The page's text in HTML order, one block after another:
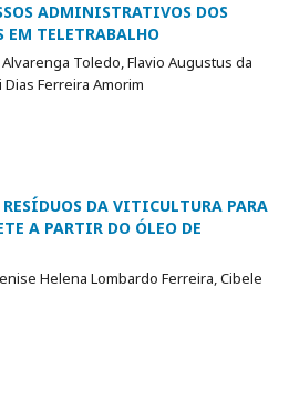
ADMINISTRATIVOS DOS
EM TELETRABALHO
Toledo, Flavio Augustus da
Dias Ferreira Amorim
DA VITICULTURA PARA
A PARTIR DO ÓLEO DE
Helena Lombardo Ferreira, Cibele